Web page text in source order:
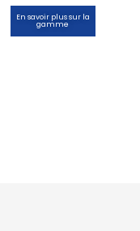
En savoir plus sur la
gamme